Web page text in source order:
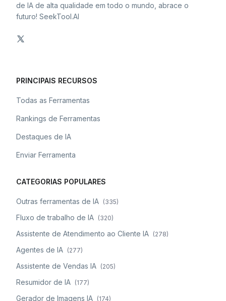
de IA de alta qualidade em todo o mundo, abrace o
futuro! SeekTool.AI
PRINCIPAIS RECURSOS
Todas as Ferramentas
Rankings de Ferramentas
Destaques de IA
Enviar Ferramenta
CATEGORIAS POPULARES
Outras ferramentas de IA (335)
Fluxo de trabalho de IA (320)
Assistente de Atendimento ao Cliente IA (278)
Agentes de IA (277)
Assistente de Vendas IA (205)
Resumidor de IA (177)
Gerador de Imagens IA (174)